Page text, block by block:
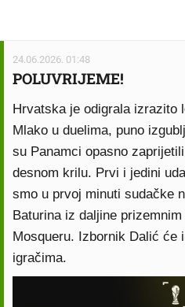
24.06.2026. 01:48
POLUVRIJEME!
Hrvatska je odigrala izrazito
Mlako u duelima, puno
su Panamci opasno
desnom krilu. Prvi i jedini
smo u prvoj minuti sudačke
Baturina iz daljine
Mosqueru. Izbornik Dalić će
igračima.